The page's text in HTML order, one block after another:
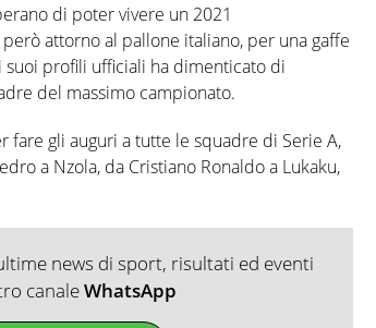
di poter vivere un 2021
attorno al pallone italiano, per una gaffe
suoi profili ufficiali ha dimenticato di
del massimo campionato.
fare gli auguri a tutte le squadre di Serie A,
a Nzola, da Cristiano Ronaldo a Lukaku,
news di sport, risultati ed eventi
canaleWhatsApp